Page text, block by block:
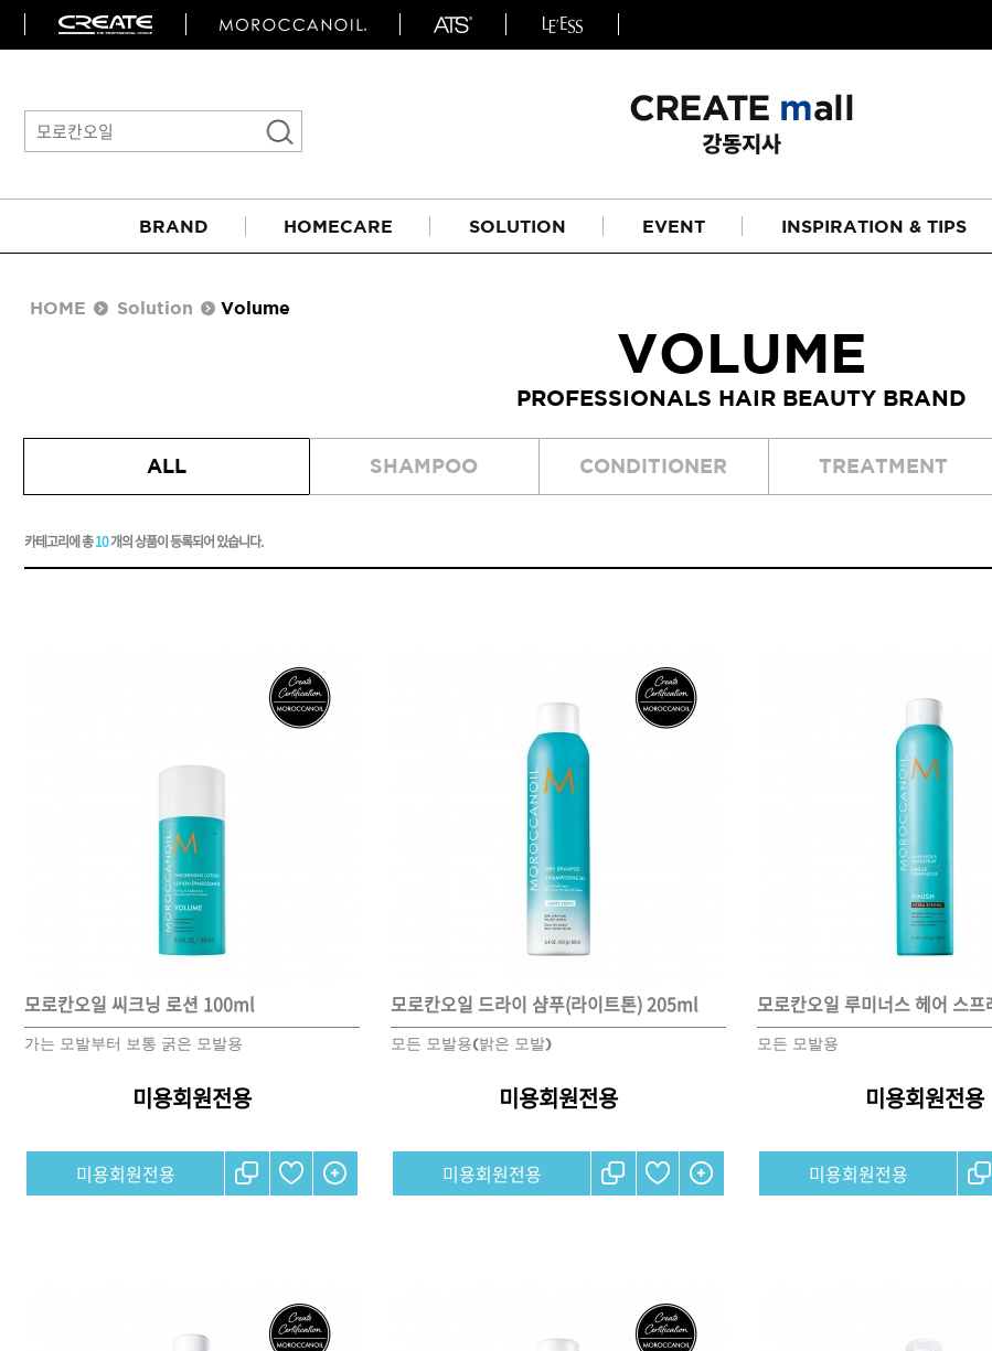
BRAND HOMECARE SOLUTION EVENT INSPIRATION & TIPS
매직기
펌기
헤어 리페어라인
하이드레이션 라인
피니시 라인
컬러
샴푸
컨디셔너
토닉
세럼
브러쉬
아이롱기
매직기
드라이어
그리에이트 퀵드라이기
47,000원
HOME Solution Volume
VOLUME
PROFESSIONALS HAIR BEAUTY BRAND
ALL SHAMPOO CONDITIONER TREATMENT
카테고리에 총10개의 상품이 등록되어 있습니다.
모로칸오일 씨크닝 로션 100ml
가는 모발부터 보통 굵은 모발용
미용회원전용
미용회원전용
모로칸오일 드라이 샴푸(라이트톤) 205ml
모든 모발용(밝은 모발)
미용회원전용
미용회원전용
모든 모발용
미용회원전용
미용회원전용